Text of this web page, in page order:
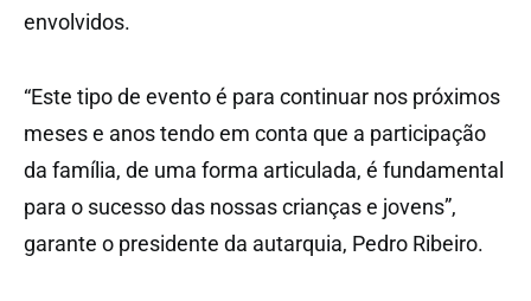
envolvidos.
“Este tipo de evento é para continuar nos próximos
meses e anos tendo em conta que a participação
da família, de uma forma articulada, é fundamental
para o sucesso das nossas crianças e jovens”,
garante o presidente da autarquia, Pedro Ribeiro.